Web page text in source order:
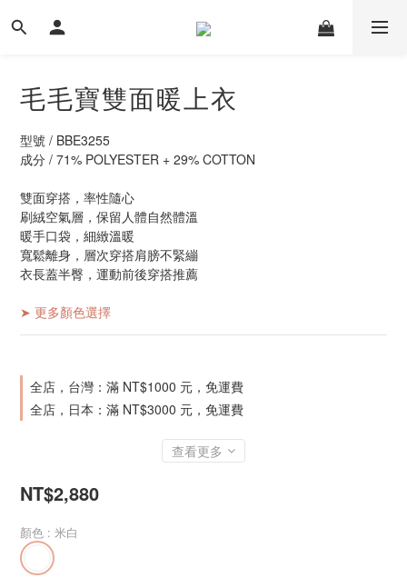
毛毛寶雙面暖上衣
型號 / BBE3255
成分 / 71% POLYESTER + 29% COTTON
雙面穿搭，率性隨心
刷絨空氣層，保留人體自然體溫
暖手口袋，細緻溫暖
寬鬆離身，層次穿搭肩膀不緊繃
衣長蓋半臀，運動前後穿搭推薦
➤ 更多顏色選擇
全店，台灣：滿 NT$1000 元，免運費
全店，日本：滿 NT$3000 元，免運費
查看更多
NT$2,880
顏色 : 米白